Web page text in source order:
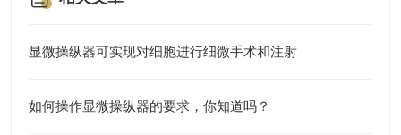
显微操纵器可实现对细胞进行细微手术和注射
如何操作显微操纵器的要求，你知道吗？